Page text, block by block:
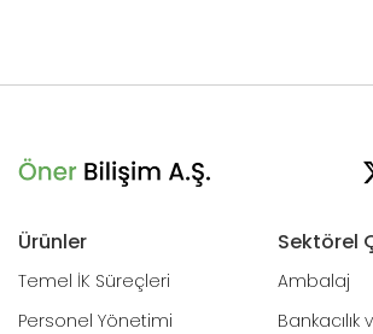
Ürünler
Temel İK Süreçleri
Personel Yönetimi
Sektörel
Ambalaj
Bankacılık